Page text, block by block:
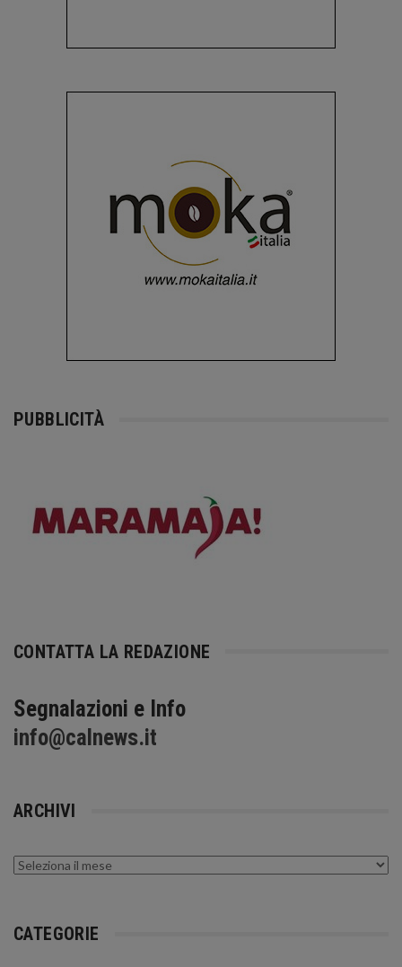
PUBBLICITÀ
CONTATTA LA REDAZIONE
Segnalazioni e Info
info@calnews.it
ARCHIVI
Archivi
CATEGORIE